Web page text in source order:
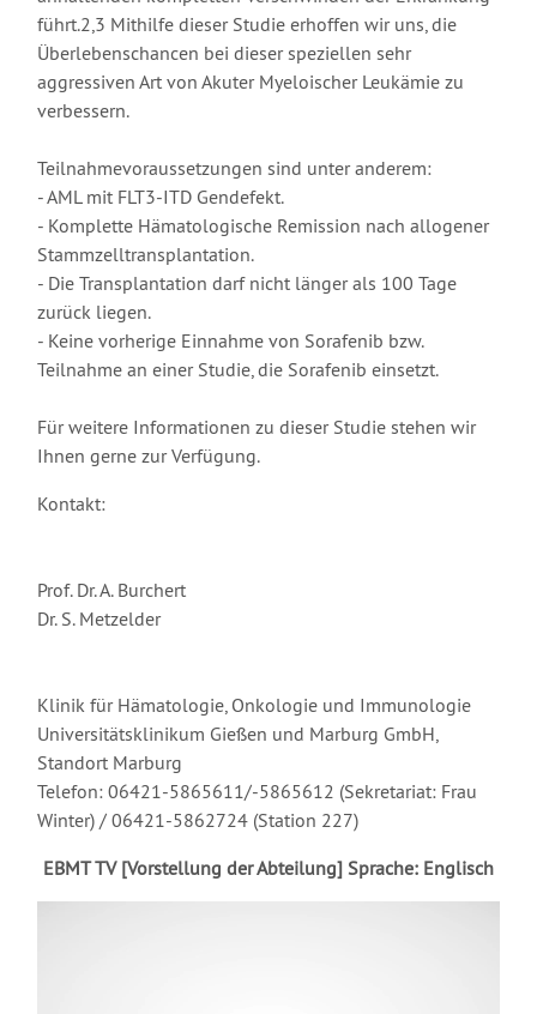
führt.2,3 Mithilfe dieser Studie erhoffen wir uns, die
Überlebenschancen bei dieser speziellen sehr
aggressiven Art von Akuter Myeloischer Leukämie zu
verbessern.
Teilnahmevoraussetzungen sind unter anderem:
- AML mit FLT3-ITD Gendefekt.
- Komplette Hämatologische Remission nach allogener
Stammzelltransplantation.
- Die Transplantation darf nicht länger als 100 Tage
zurück liegen.
- Keine vorherige Einnahme von Sorafenib bzw.
Teilnahme an einer Studie, die Sorafenib einsetzt.
Für weitere Informationen zu dieser Studie stehen wir
Ihnen gerne zur Verfügung.
Kontakt:
Prof. Dr. A. Burchert
Dr. S. Metzelder
Klinik für Hämatologie, Onkologie und Immunologie
Universitätsklinikum Gießen und Marburg GmbH,
Standort Marburg
Telefon: 06421-5865611/-5865612 (Sekretariat: Frau
Winter) / 06421-5862724 (Station 227)
EBMT TV [Vorstellung der Abteilung] Sprache: Englisch